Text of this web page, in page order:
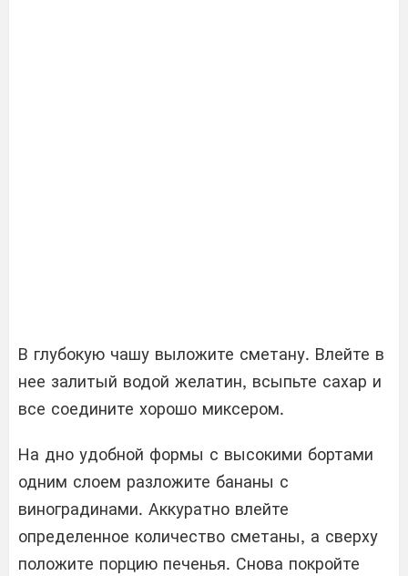
В глубокую чашу выложите сметану. Влейте в
нее залитый водой желатин, всыпьте сахар и
все соедините хорошо миксером.
На дно удобной формы с высокими бортами
одним слоем разложите бананы с
виноградинами. Аккуратно влейте
определенное количество сметаны, а сверху
положите порцию печенья. Снова покройте